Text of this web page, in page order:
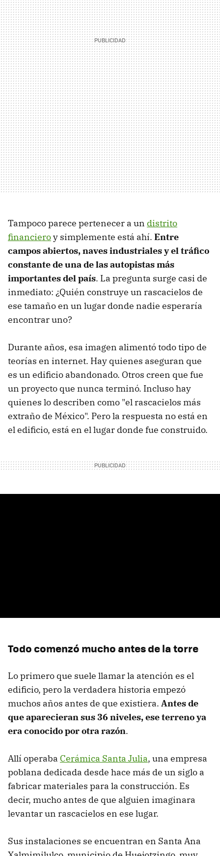
Tampoco parece pertenecer a un distrito
financieroy simplemente está ahí. Entre
campos abiertos, naves industriales y el tráfico
constante de una de las autopistas más
importantes del país. La pregunta surge casi de
inmediato: ¿Quién construye un rascacielos de
ese tamaño en un lugar donde nadie esperaría
encontrar uno?
Durante años, esa imagen alimentó todo tipo de
teorías en internet. Hay quienes aseguran que
es un edificio abandonado. Otros creen que fue
un proyecto que nunca terminó. Incluso hay
quienes lo describen como "el rascacielos más
extraño de México". Pero la respuesta no está en
el edificio, está en el lugar donde fue construido.
Todo comenzó mucho antes de la torre
Lo primero que suele llamar la atención es el
edificio, pero la verdadera historia empezó
muchos años antes de que existiera. Antes de
que aparecieran sus 36 niveles, ese terreno ya
era conocido por otra razón.
Allí operaba Cerámica Santa Julia, una empresa
poblana dedicada desde hace más de un siglo a
fabricar materiales para la construcción. Es
decir, mucho antes de que alguien imaginara
levantar un rascacielos en ese lugar.
Sus instalaciones se encuentran en Santa Ana